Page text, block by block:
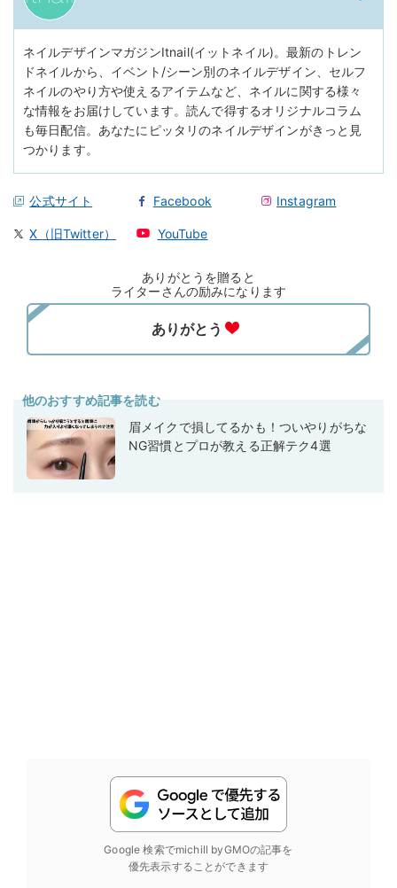
ネイルデザインマガジンItnail(イットネイル)。最新のトレン
ドネイルから、イベント/シーン別のネイルデザイン、セルフ
ネイルのやり方や使えるアイテムなど、ネイルに関する様々
な情報をお届けしています。読んで得するオリジナルコラム
も毎日配信。あなたにピッタリのネイルデザインがきっと見
つかります。
公式サイト Facebook Instagram
X（旧Twitter） YouTube
ありがとうを贈ると
ライターさんの励みになります
他のおすすめ記事を読む
眉メイクで損してるかも！ついやりがちな
NG習慣とプロが教える正解テク4選
Google 検索でmichill byGMOの記事を
優先表示することができます